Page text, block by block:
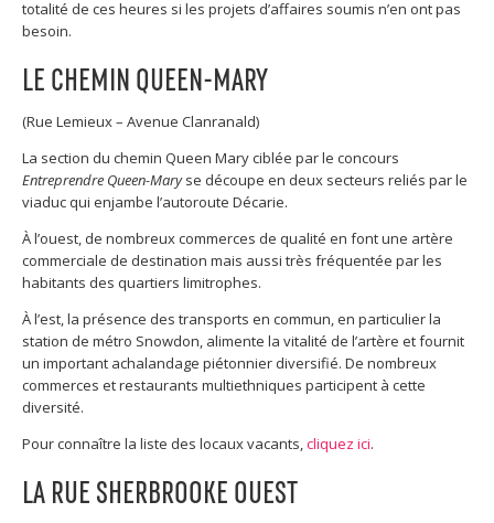
totalité de ces heures si les projets d’affaires soumis n’en ont pas
besoin.
LE CHEMIN QUEEN-MARY
(Rue Lemieux – Avenue Clanranald)
La section du chemin Queen Mary ciblée par le concours
Entreprendre Queen-Maryse découpe en deux secteurs reliés par le
viaduc qui enjambe l’autoroute Décarie.
À l’ouest, de nombreux commerces de qualité en font une artère
commerciale de destination mais aussi très fréquentée par les
habitants des quartiers limitrophes.
À l’est, la présence des transports en commun, en particulier la
station de métro Snowdon, alimente la vitalité de l’artère et fournit
un important achalandage piétonnier diversifié. De nombreux
commerces et restaurants multiethniques participent à cette
diversité.
Pour connaître la liste des locaux vacants,cliquez ici.
LA RUE SHERBROOKE OUEST